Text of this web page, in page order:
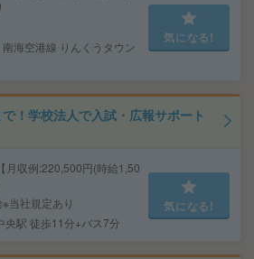
海空港線 りんくうタウン
気になる!
！学校法人で入試・広報サポート
月収例:220,500円(時給1,50
当社規定あり
央駅 徒歩11分+バス7分
気になる!